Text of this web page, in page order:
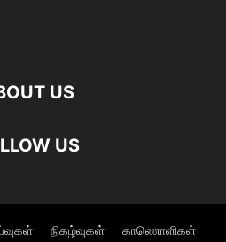
US
US
நிகழ்வுகள் காணொளிகள்